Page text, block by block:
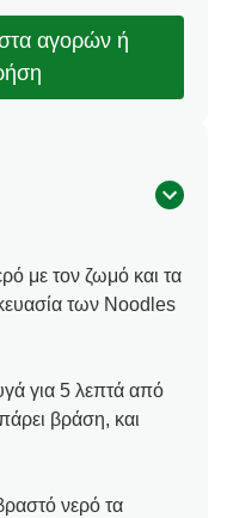
με τον ζωμό και τα
των Noodles
για 5 λεπτά από
βράση, και
νερό τα